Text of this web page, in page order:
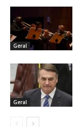
Geral
Geral